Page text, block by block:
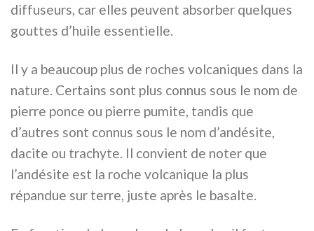
diffuseurs, car elles peuvent absorber quelques
gouttes d’huile essentielle.
Il y a beaucoup plus de roches volcaniques dans la
nature. Certains sont plus connus sous le nom de
pierre ponce ou pierre pumite, tandis que
d’autres sont connus sous le nom d’andésite,
dacite ou trachyte. Il convient de noter que
l’andésite est la roche volcanique la plus
répandue sur terre, juste après le basalte.